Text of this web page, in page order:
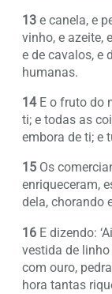
13 e canela, e
vinho, e azeite,
e de cavalos, e
humanas.
14E o fruto do
ti; e todas as
embora de ti; e
15 Os
enriqueceram,
dela, chorando
16 E dizendo:
vestida de linho
com ouro,
hora tantas